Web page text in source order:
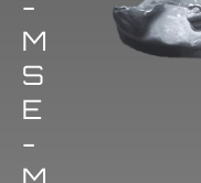
toda la
impresión 3D
-
M
S
E
-